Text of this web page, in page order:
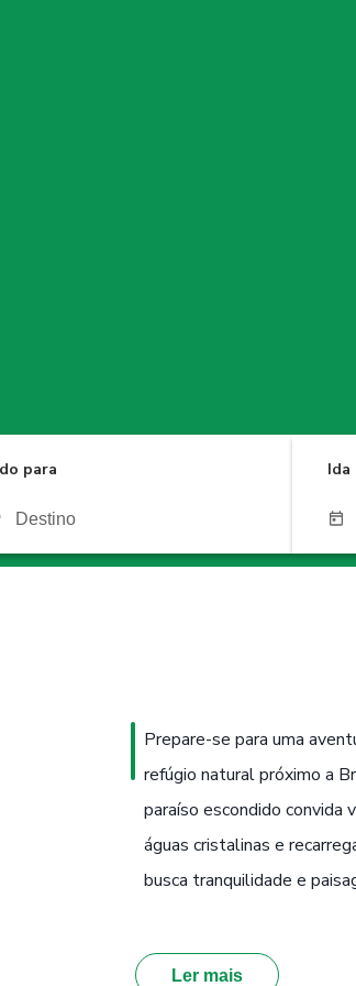
para Ida
Prepare-se para uma
refúgio natural próximo a
paraíso escondido convida
águas cristalinas e
busca tranquilidade e
Ler mais